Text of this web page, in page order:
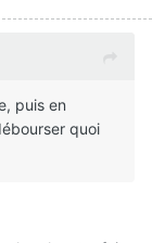
puis en
quoi